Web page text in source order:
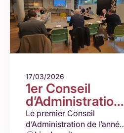
17/03/2026
1er Conseil
d’Administration
2026
Le premier Conseil
d’Administration de l’année